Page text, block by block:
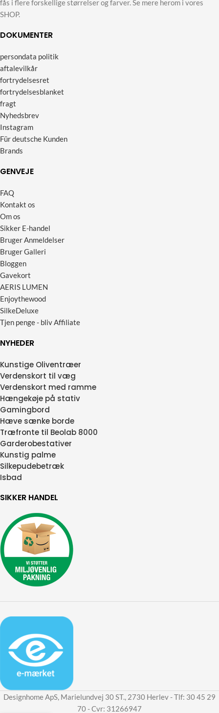
fås i flere forskellige størrelser og farver. Se mere herom i vores
SHOP.
DOKUMENTER
persondata politik
aftalevilkår
fortrydelsesret
fortrydelsesblanket
fragt
Nyhedsbrev
Instagram
Für deutsche Kunden
Brands
GENVEJE
FAQ
Kontakt os
Om os
Sikker E-handel
Bruger Anmeldelser
Bruger Galleri
Bloggen
Gavekort
AERIS LUMEN
Enjoythewood
SilkeDeluxe
Tjen penge - bliv Affiliate
NYHEDER
Kunstige Oliventræer
Verdenskort til væg
Verdenskort med ramme
Hængekøje på stativ
Gamingbord
Hæve sænke borde
Træfronte til Beolab 8000
Garderobestativer
Kunstig palme
Silkepudebetræk
Isbad
SIKKER HANDEL
Designhome ApS, Marielundvej 30 ST., 2730 Herlev - Tlf: 30 45 29
70 - Cvr: 31266947